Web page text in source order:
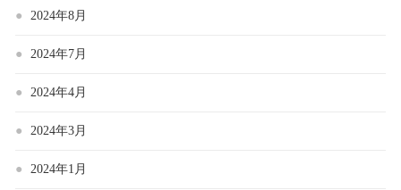
2024年8月
2024年7月
2024年4月
2024年3月
2024年1月